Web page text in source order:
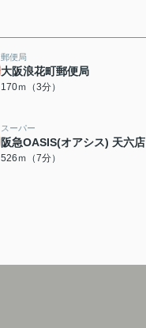
郵便局
大阪浪花町郵便局
170ｍ（3分）
スーパー
阪急OASIS(オアシス) 天六店
526ｍ（7分）